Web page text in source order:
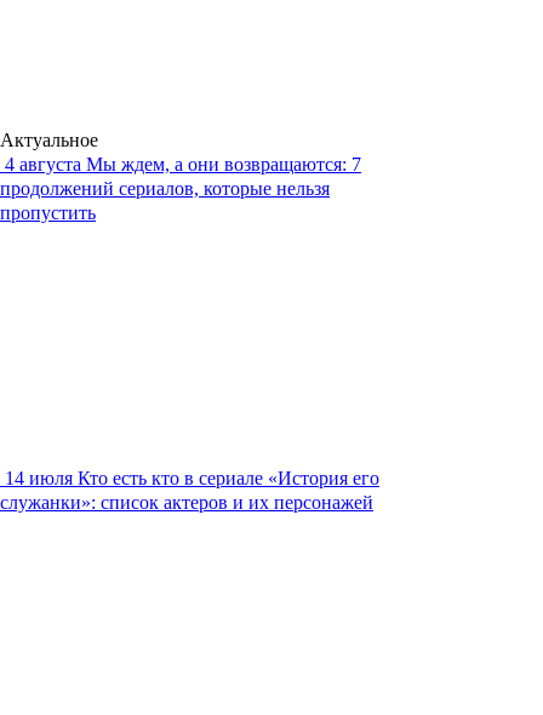
Актуальное
4 августа Мы ждем, а они возвращаются: 7
продолжений сериалов, которые нельзя
пропустить
14 июля Кто есть кто в сериале «История его
служанки»: список актеров и их персонажей